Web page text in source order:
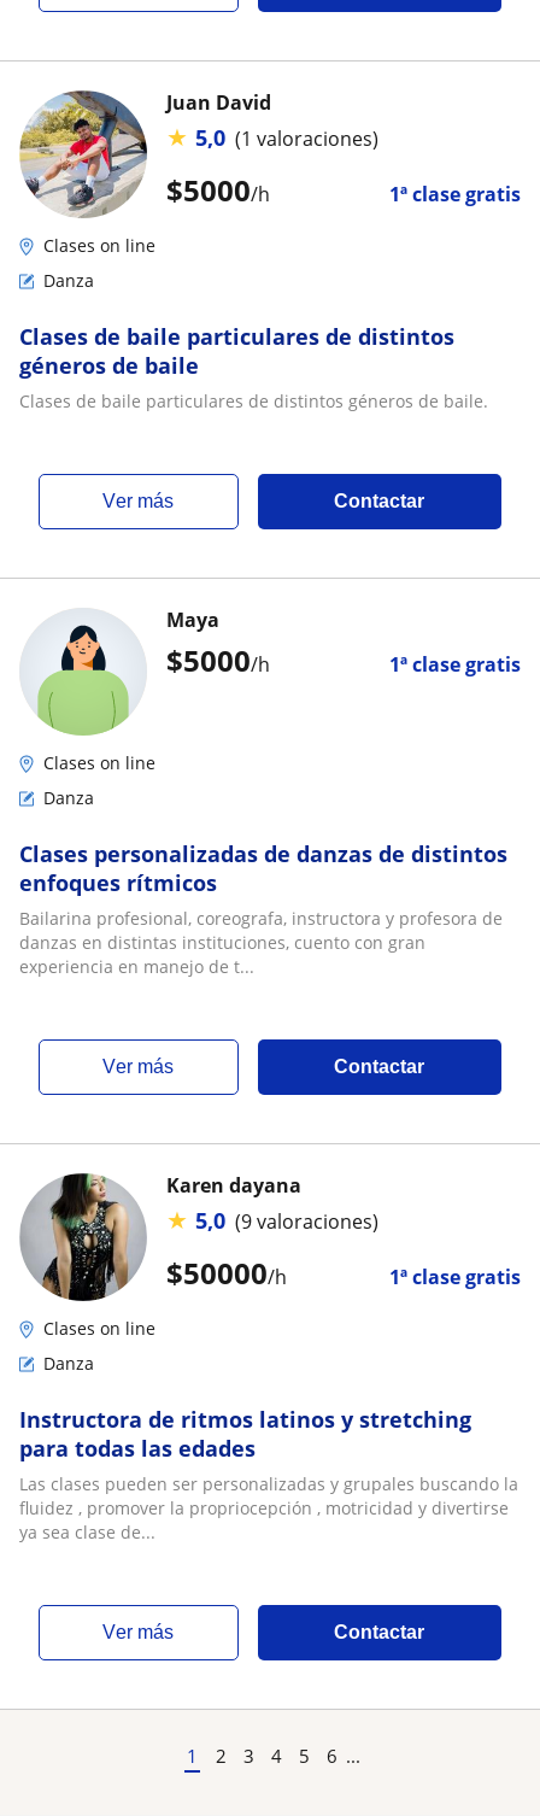
$5000/h 1ª clase gratis
Juan David
★ 5,0 (1 valoraciones)
Clases on line
Danza
Clases de baile particulares de distintos
géneros de baile
Clases de baile particulares de distintos géneros de baile.
ver más Contactar
$5000/h 1ª clase gratis
Maya
Clases on line
Danza
Clases personalizadas de danzas de distintos
enfoques rítmicos
Bailarina profesional, coreografa, instructora y profesora de
danzas en distintas instituciones, cuento con gran
experiencia en manejo de t...
ver más Contactar
$50000/h 1ª clase gratis
Karen dayana
★ 5,0 (9 valoraciones)
Clases on line
Danza
Instructora de ritmos latinos y stretching
para todas las edades
Las clases pueden ser personalizadas y grupales buscando la
fluidez , promover la propriocepción , motricidad y divertirse
ya sea clase de...
ver más Contactar
1 2 3 4 5 6 ...